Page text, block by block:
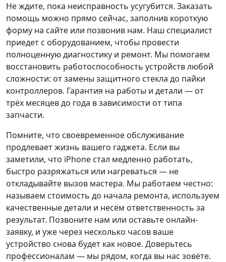
Не ждите, пока неисправность усугубится. Заказать
помощь можно прямо сейчас, заполнив короткую
форму на сайте или позвонив нам. Наш специалист
приедет с оборудованием, чтобы провести
полноценную диагностику и ремонт. Мы помогаем
восстановить работоспособность устройств любой
сложности: от замены защитного стекла до пайки
контроллеров. Гарантия на работы и детали — от
трёх месяцев до года в зависимости от типа
запчасти.
Помните, что своевременное обслуживание
продлевает жизнь вашего гаджета. Если вы
заметили, что iPhone стал медленно работать,
быстро разряжаться или нагреваться — не
откладывайте вызов мастера. Мы работаем честно:
называем стоимость до начала ремонта, используем
качественные детали и несём ответственность за
результат. Позвоните нам или оставьте онлайн-
заявку, и уже через несколько часов ваше
устройство снова будет как новое. Доверьтесь
профессионалам — мы рядом, когда вы нас зовёте.